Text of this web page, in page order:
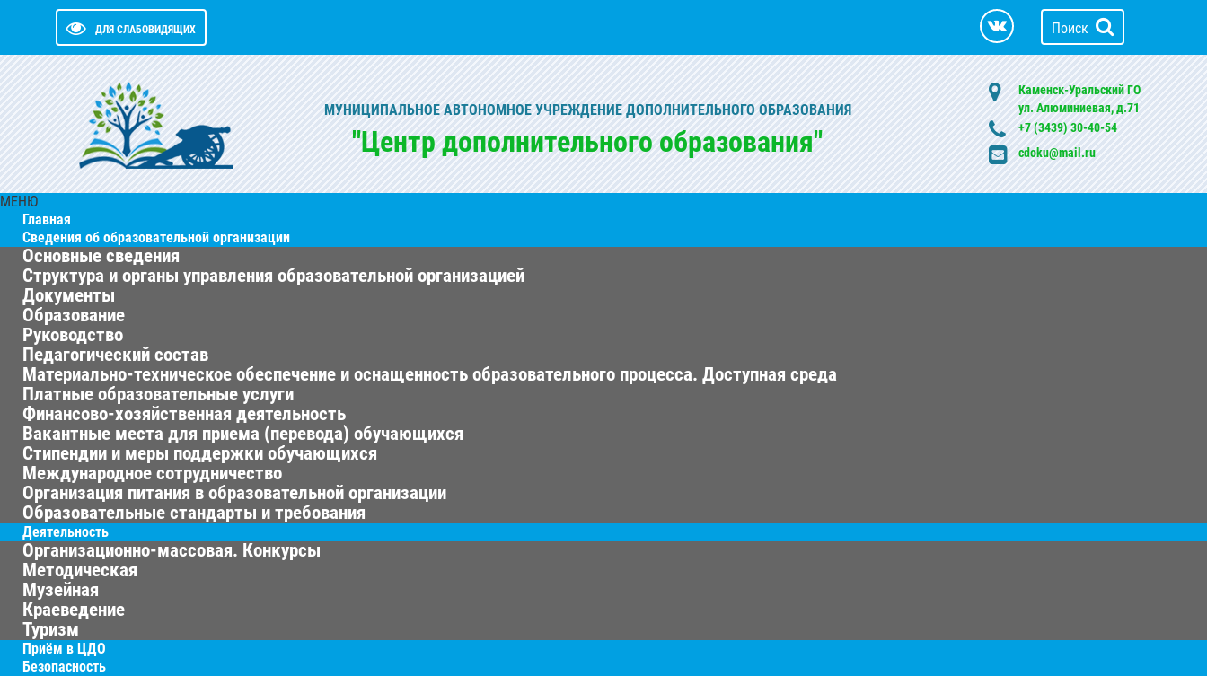
ДЛЯ СЛАБОВИДЯЩИХ Поиск
МУНИЦИПАЛЬНОЕ АВТОНОМНОЕ УЧРЕЖДЕНИЕ ДОПОЛНИТЕЛЬНОГО ОБРАЗОВАНИЯ
"Центр дополнительного образования"
Каменск-Уральский ГО
ул. Алюминиевая, д.71
+7 (3439) 30-40-54
cdoku@mail.ru
МЕНЮ
Главная
Сведения об образовательной организации
Основные сведения
Структура и органы управления образовательной организацией
Документы
Образование
Руководство
Педагогический состав
Материально-техническое обеспечение и оснащенность образовательного процесса. Доступная среда
Платные образовательные услуги
Финансово-хозяйственная деятельность
Вакантные места для приема (перевода) обучающихся
Стипендии и меры поддержки обучающихся
Международное сотрудничество
Организация питания в образовательной организации
Образовательные стандарты и требования
Деятельность
Организационно-массовая. Конкурсы
Методическая
Музейная
Краеведение
Туризм
Приём в ЦДО
Безопасность